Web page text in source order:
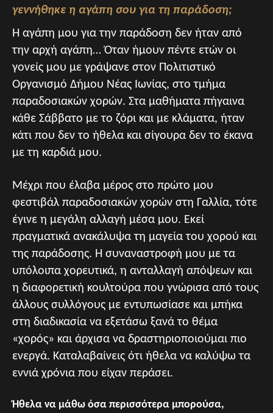
γεννήθηκε η αγάπη σου για τη παράδοση;
Η αγάπη μου για την παράδοση δεν ήταν από
την αρχή αγάπη… Όταν ήμουν πέντε ετών οι
γονείς μου με γράψανε στον Πολιτιστικό
Οργανισμό Δήμου Νέας Ιωνίας, στο τμήμα
παραδοσιακών χορών. Στα μαθήματα πήγαινα
κάθε Σάββατο με το ζόρι και με κλάματα, ήταν
κάτι που δεν το ήθελα και σίγουρα δεν το έκανα
με τη καρδιά μου.
Μέχρι που έλαβα μέρος στο πρώτο μου
φεστιβάλ παραδοσιακών χορών στη Γαλλία, τότε
έγινε η μεγάλη αλλαγή μέσα μου. Εκεί
πραγματικά ανακάλυψα τη μαγεία του χορού και
της παράδοσης. Η συναναστροφή μου με τα
υπόλοιπα χορευτικά, η ανταλλαγή απόψεων και
η διαφορετική κουλτούρα που γνώρισα από τους
άλλους συλλόγους με εντυπωσίασε και μπήκα
στη διαδικασία να εξετάσω ξανά το θέμα
«χορός» και άρχισα να δραστηριοποιούμαι πιο
ενεργά. Καταλαβαίνεις ότι ήθελα να καλύψω τα
εννιά χρόνια που είχαν περάσει.
Ήθελα να μάθω όσα περισσότερα μπορούσα,